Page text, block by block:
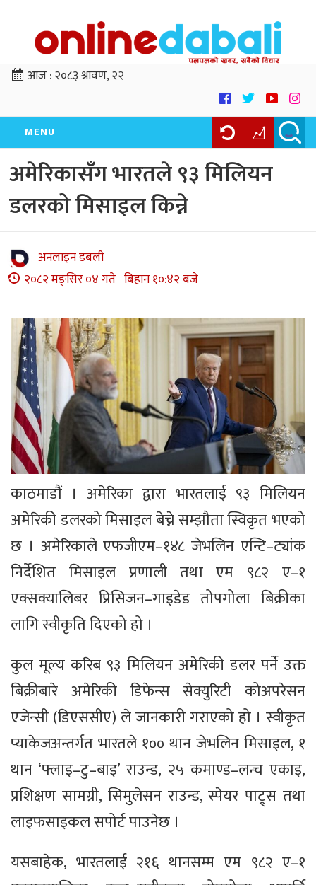
आज :२०८३ श्रावण, २२
MENU
अमेरिकासँग भारतले ९३ मिलियन
डलरको मिसाइल किन्ने
अनलाइन डबली
२०८२ मङ्सिर ०४ गते बिहान १०:४२ बजे
काठमाडौं । अमेरिका द्वारा भारतलाई ९३ मिलियन
अमेरिकी डलरको मिसाइल बेच्ने सम्झौता स्विकृत भएको
छ । अमेरिकाले एफजीएम–१४८ जेभलिन एन्टि–ट्यांक
निर्देशित मिसाइल प्रणाली तथा एम ९८२ ए–१
एक्सक्यालिबर प्रिसिजन–गाइडेड तोपगोला बिक्रीका
लागि स्वीकृति दिएको हो ।
कुल मूल्य करिब ९३ मिलियन अमेरिकी डलर पर्ने उक्त
बिक्रीबारे अमेरिकी डिफेन्स सेक्युरिटी कोअपरेसन
एजेन्सी (डिएससीए) ले जानकारी गराएको हो । स्वीकृत
प्याकेजअन्तर्गत भारतले १०० थान जेभलिन मिसाइल, १
थान ‘फ्लाइ–टु–बाइ’ राउन्ड, २५ कमाण्ड–लन्च एकाइ,
प्रशिक्षण सामग्री, सिमुलेसन राउन्ड, स्पेयर पाट्र्स तथा
लाइफसाइकल सपोर्ट पाउनेछ ।
यसबाहेक, भारतलाई २१६ थानसम्म एम ९८२ ए–१